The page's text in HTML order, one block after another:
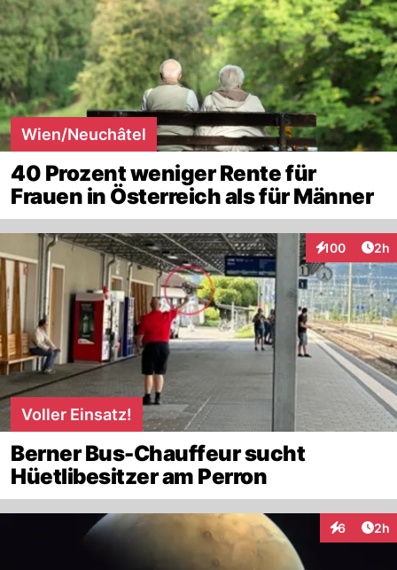
Wien/Neuchâtel
40 Prozent weniger Rente für
Frauen in Österreich als für Männer
100
Interaktionen
2h
Voller Einsatz!
Berner Bus-Chauffeur sucht
Hüetlibesitzer am Perron
6 2h